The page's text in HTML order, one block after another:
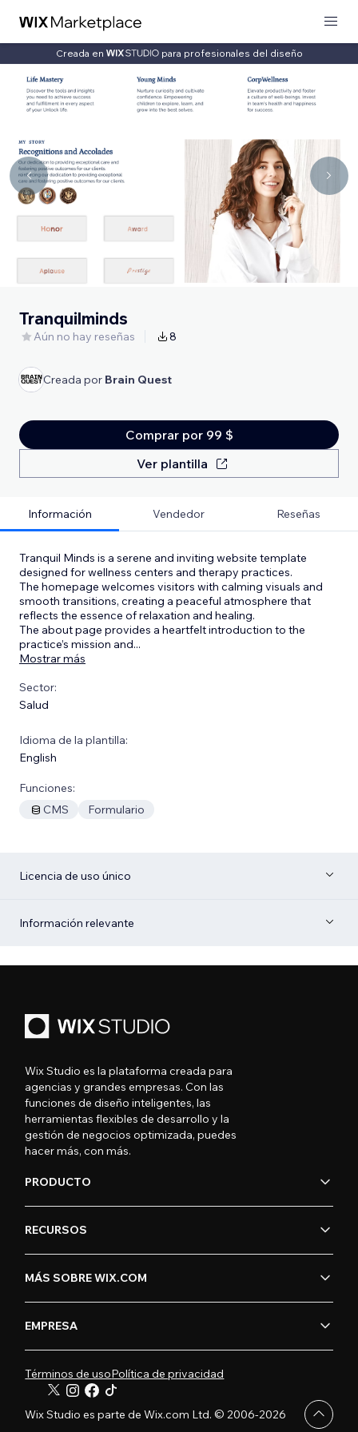
Creada en para profesionales del diseño
Tranquilminds
Aún no hay reseñas 8
Creada por Brain Quest
Comprar por 99 $
Ver plantilla
Información Vendedor Reseñas
Tranquil Minds is a serene and inviting website template
designed for wellness centers and therapy practices.
The homepage welcomes visitors with calming visuals and
smooth transitions, creating a peaceful atmosphere that
reflects the essence of relaxation and healing.
The about page provides a heartfelt introduction to the
practice’s mission and...
Mostrar más
Sector:
Salud
Idioma de la plantilla:
English
Funciones:
CMS
Formulario
Licencia de uso único
Información relevante
Wix Studio es la plataforma creada para
agencias y grandes empresas. Con las
funciones de diseño inteligentes, las
herramientas flexibles de desarrollo y la
gestión de negocios optimizada, puedes
hacer más, con más.
PRODUCTO
RECURSOS
MÁS SOBRE WIX.COM
EMPRESA
Términos de usoPolítica de privacidad
Wix Studio es parte de Wix.com Ltd. © 2006-2026